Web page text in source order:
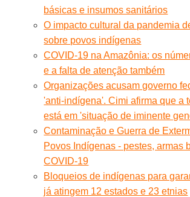
básicas e insumos sanitários
O impacto cultural da pandemia
sobre povos indígenas
COVID-19 na Amazônia: os
e a falta de atenção também
Organizações acusam governo
'anti-indígena'. Cimi afirma que a
está em 'situação de iminente
Contaminação e Guerra de
Povos Indígenas - pestes, armas
COVID-19
Bloqueios de indígenas para
já atingem 12 estados e 23 etnias